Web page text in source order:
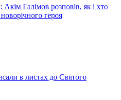
Акім Галімов розповів, як і хто
героя
в листах до Святого